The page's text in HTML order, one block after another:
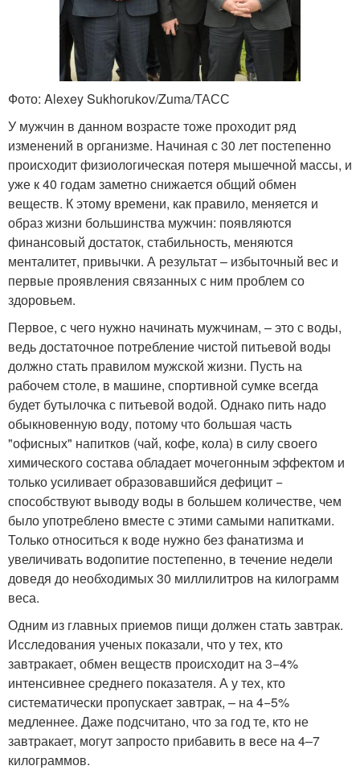
Фото: Alexey Sukhorukov/Zuma/ТАСС
У мужчин в данном возрасте тоже проходит ряд
изменений в организме. Начиная с 30 лет постепенно
происходит физиологическая потеря мышечной массы, и
уже к 40 годам заметно снижается общий обмен
веществ. К этому времени, как правило, меняется и
образ жизни большинства мужчин: появляются
финансовый достаток, стабильность, меняются
менталитет, привычки. А результат – избыточный вес и
первые проявления связанных с ним проблем со
здоровьем.
Первое, с чего нужно начинать мужчинам, – это с воды,
ведь достаточное потребление чистой питьевой воды
должно стать правилом мужской жизни. Пусть на
рабочем столе, в машине, спортивной сумке всегда
будет бутылочка с питьевой водой. Однако пить надо
обыкновенную воду, потому что большая часть
"офисных" напитков (чай, кофе, кола) в силу своего
химического состава обладает мочегонным эффектом и
только усиливает образовавшийся дефицит −
способствуют выводу воды в большем количестве, чем
было употреблено вместе с этими самыми напитками.
Только относиться к воде нужно без фанатизма и
увеличивать водопитие постепенно, в течение недели
доведя до необходимых 30 миллилитров на килограмм
веса.
Одним из главных приемов пищи должен стать завтрак.
Исследования ученых показали, что у тех, кто
завтракает, обмен веществ происходит на 3−4%
интенсивнее среднего показателя. А у тех, кто
систематически пропускает завтрак, – на 4−5%
медленнее. Даже подсчитано, что за год те, кто не
завтракает, могут запросто прибавить в весе на 4–7
килограммов.